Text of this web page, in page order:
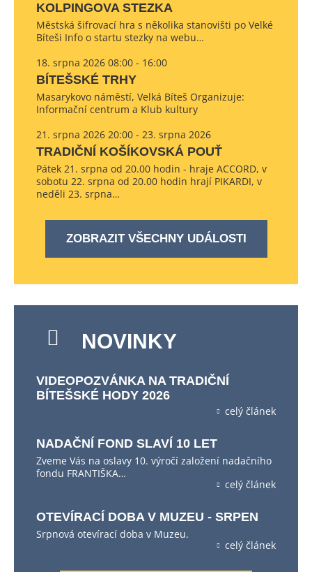
KOLPINGOVA STEZKA
Městská šifrovací hra s několika stanovišti po Velké
Bíteši Info o startu stezky na webu…
18. srpna 2026 08:00 - 16:00
BÍTEŠSKÉ TRHY
Masarykovo náměstí, Velká Bíteš Organizuje:
Informační centrum a Klub kultury
21. srpna 2026 20:00 - 23. srpna 2026
TRADIČNÍ KOŠÍKOVSKÁ POUŤ
Pátek 21. srpna od 20.00 hodin - hraje ACCORD, v
sobotu 22. srpna od 20.00 hodin hrají PIKARDI, v
neděli 23. srpna…
ZOBRAZIT VŠECHNY UDÁLOSTI
NOVINKY
VIDEOPOZVÁNKA NA TRADIČNÍ
BÍTEŠSKÉ HODY 2026
celý článek
NADAČNÍ FOND SLAVÍ 10 LET
Zveme Vás na oslavy 10. výročí založení nadačního
fondu FRANTIŠKA…
celý článek
OTEVÍRACÍ DOBA V MUZEU - SRPEN
Srpnová otevírací doba v Muzeu.
celý článek